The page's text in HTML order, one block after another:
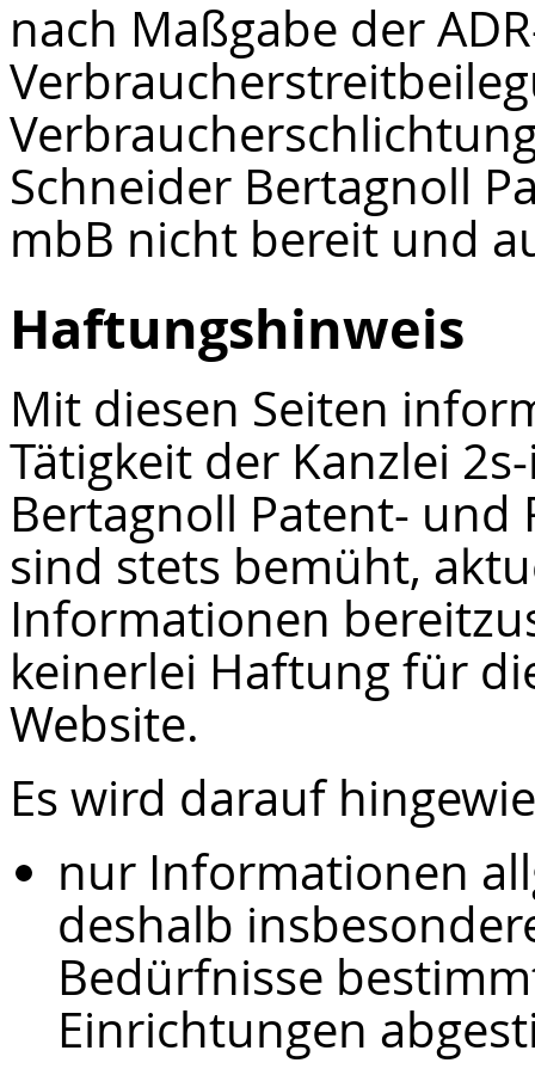
nach Maßgabe der
Schneider Bertagnoll
mbB nicht bereit und
Haftungshinweis
Mit diesen Seiten
Tätigkeit der Kanzlei
Bertagnoll Patent- und
sind stets bemüht,
Informationen
keinerlei Haftung für
Website.
Es wird darauf
nur Informationen
deshalb
Bedürfnisse
Einrichtungen